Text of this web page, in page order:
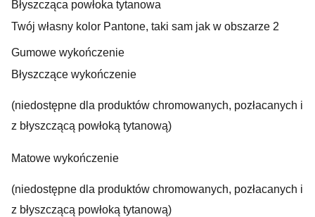
Błyszcząca powłoka tytanowa
Twój własny kolor Pantone, taki sam jak w obszarze 2
Gumowe wykończenie
Błyszczące wykończenie
(niedostępne dla produktów chromowanych, pozłacanych i
z błyszczącą powłoką tytanową)
Matowe wykończenie
(niedostępne dla produktów chromowanych, pozłacanych i
z błyszczącą powłoką tytanową)